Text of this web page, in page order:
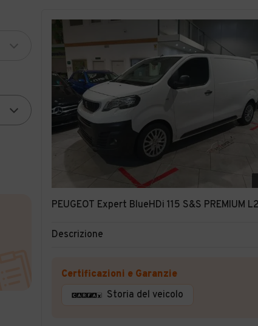
PEUGEOT Expert BlueHDi 115 S&S PREMIUM L2
Descrizione
Certificazioni e Garanzie
Storia del veicolo